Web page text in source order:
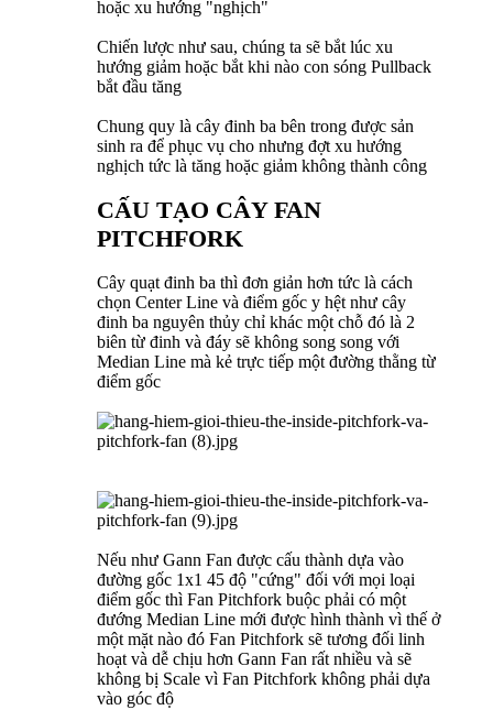
hoặc xu hướng "nghịch"
Chiến lược như sau, chúng ta sẽ bắt lúc xu
hướng giảm hoặc bắt khi nào con sóng Pullback
bắt đầu tăng
Chung quy là cây đinh ba bên trong được sản
sinh ra để phục vụ cho nhưng đợt xu hướng
nghịch tức là tăng hoặc giảm không thành công
CẤU TẠO CÂY FAN
PITCHFORK
Cây quạt đinh ba thì đơn giản hơn tức là cách
chọn Center Line và điểm gốc y hệt như cây
đinh ba nguyên thủy chỉ khác một chỗ đó là 2
biên từ đinh và đáy sẽ không song song với
Median Line mà kẻ trực tiếp một đường thằng từ
điểm gốc
Nếu như Gann Fan được cấu thành dựa vào
đường gốc 1x1 45 độ "cứng" đối với mọi loại
điểm gốc thì Fan Pitchfork buộc phải có một
đướng Median Line mới được hình thành vì thế ở
một mặt nào đó Fan Pitchfork sẽ tương đối linh
hoạt và dễ chịu hơn Gann Fan rất nhiều và sẽ
không bị Scale vì Fan Pitchfork không phải dựa
vào góc độ